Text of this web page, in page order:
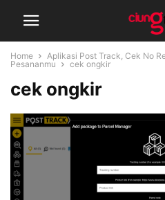
Home
Aplikasi Post Track, Cek No
Pesananmu
cek ongkir
cek ongkir